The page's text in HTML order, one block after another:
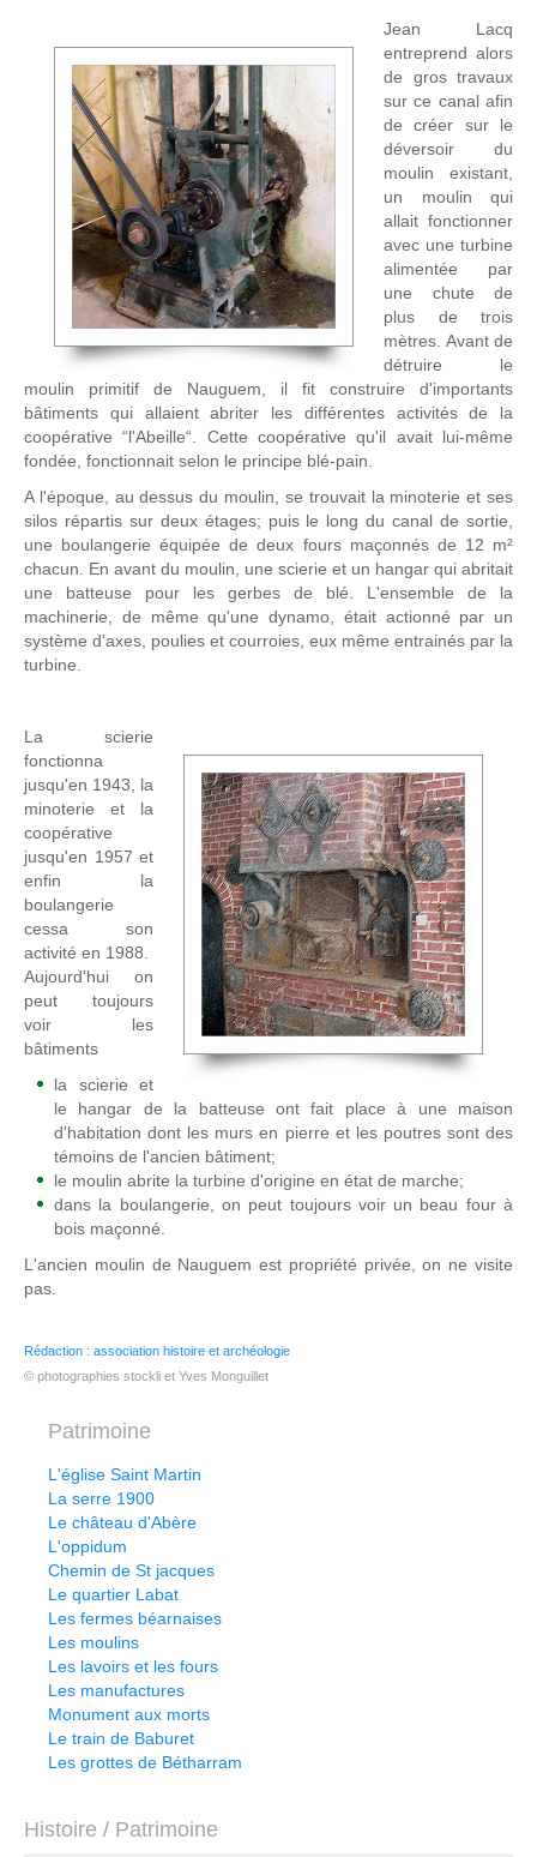
Jean Lacq
entreprend alors
de gros travaux
sur ce canal afin
de créer sur le
déversoir du
moulin existant,
un moulin qui
allait fonctionner
avec une turbine
alimentée par
une chute de
plus de trois
mètres. Avant de
détruire le
moulin primitif de Nauguem, il fit construire d'importants
bâtiments qui allaient abriter les différentes activités de la
coopérative “l'Abeille“. Cette coopérative qu'il avait lui-même
fondée, fonctionnait selon le principe blé-pain.
A l'époque, au dessus du moulin, se trouvait la minoterie et ses
silos répartis sur deux étages; puis le long du canal de sortie,
une boulangerie équipée de deux fours maçonnés de 12 m²
chacun. En avant du moulin, une scierie et un hangar qui abritait
une batteuse pour les gerbes de blé. L'ensemble de la
machinerie, de même qu'une dynamo, était actionné par un
système d'axes, poulies et courroies, eux même entrainés par la
turbine.
La scierie
fonctionna
jusqu'en 1943, la
minoterie et la
coopérative
jusqu'en 1957 et
enfin la
boulangerie
cessa son
activité en 1988.
Aujourd'hui on
peut toujours
voir les
bâtiments
la scierie et
le hangar de la batteuse ont fait place à une maison
d'habitation dont les murs en pierre et les poutres sont des
témoins de l'ancien bâtiment;
le moulin abrite la turbine d'origine en état de marche;
dans la boulangerie, on peut toujours voir un beau four à
bois maçonné.
L'ancien moulin de Nauguem est propriété privée, on ne visite
pas.
Rédaction : association histoire et archéologie
© photographies stockli et Yves Monguillet
Patrimoine
L'église Saint Martin
La serre 1900
Le château d'Abère
L'oppidum
Chemin de St jacques
Le quartier Labat
Les fermes béarnaises
Les moulins
Les lavoirs et les fours
Les manufactures
Monument aux morts
Le train de Baburet
Les grottes de Bétharram
Histoire / Patrimoine